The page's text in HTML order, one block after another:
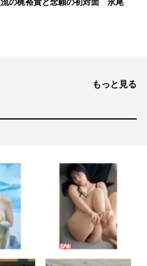
もっと見る